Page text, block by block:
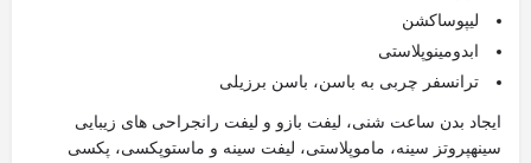
لیپوساکشن
ابدومینوپلاستی
ترانسفر چربی به باسن، باسن برزیلی
ایجاد بدن ساعت شنی، لیفت بازو و لیفت رانجراحی های زیبایی
سینهپروتز سینه، ماموپلاستی، لیفت سینه و ماستوپکسی، پکسی